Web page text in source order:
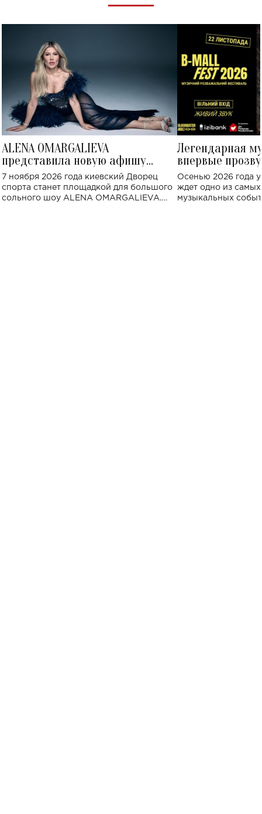
ALENA OMARGALIEVA
представила новую афишу
большого концерта во Дворце
спорта
7 ноября 2026 года киевский Дворец
спорта станет площадкой для большого
сольного шоу ALENA OMARGALIEVA.
Легендарная
впервые
Украине: где
Осенью 2026 года
ждет одно из
музыкальных